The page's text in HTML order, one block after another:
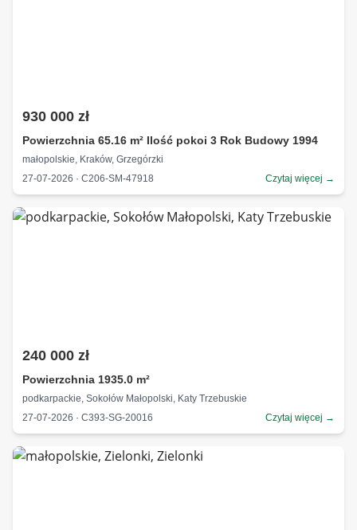
930 000 zł
Powierzchnia 65.16 m² Ilość pokoi 3 Rok Budowy 1994
małopolskie, Kraków, Grzegórzki
27-07-2026 · C206-SM-47918
Czytaj więcej →
240 000 zł
Powierzchnia 1935.0 m²
podkarpackie, Sokołów Małopolski, Katy Trzebuskie
27-07-2026 · C393-SG-20016
Czytaj więcej →